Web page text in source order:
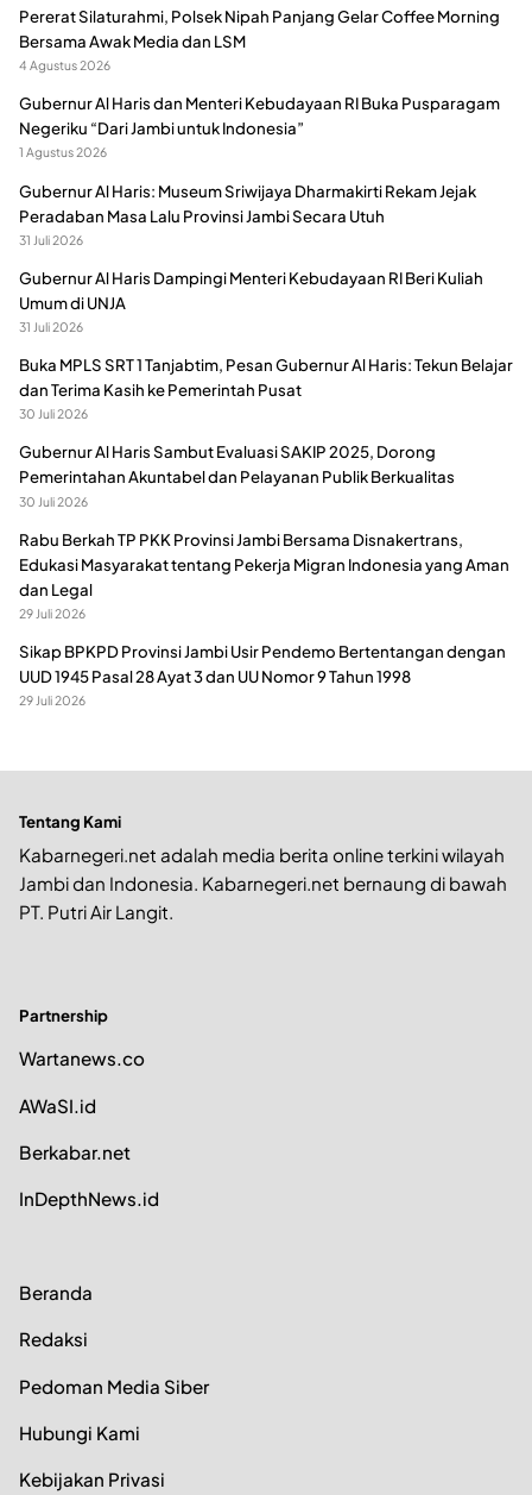
Pererat Silaturahmi, Polsek Nipah Panjang Gelar Coffee Morning
Bersama Awak Media dan LSM
4 Agustus 2026
Gubernur Al Haris dan Menteri Kebudayaan RI Buka Pusparagam
Negeriku “Dari Jambi untuk Indonesia”
1 Agustus 2026
Gubernur Al Haris: Museum Sriwijaya Dharmakirti Rekam Jejak
Peradaban Masa Lalu Provinsi Jambi Secara Utuh
31 Juli 2026
Gubernur Al Haris Dampingi Menteri Kebudayaan RI Beri Kuliah
Umum di UNJA
31 Juli 2026
Buka MPLS SRT 1 Tanjabtim, Pesan Gubernur Al Haris: Tekun Belajar
dan Terima Kasih ke Pemerintah Pusat
30 Juli 2026
Gubernur Al Haris Sambut Evaluasi SAKIP 2025, Dorong
Pemerintahan Akuntabel dan Pelayanan Publik Berkualitas
30 Juli 2026
Rabu Berkah TP PKK Provinsi Jambi Bersama Disnakertrans,
Edukasi Masyarakat tentang Pekerja Migran Indonesia yang Aman
dan Legal
29 Juli 2026
Sikap BPKPD Provinsi Jambi Usir Pendemo Bertentangan dengan
UUD 1945 Pasal 28 Ayat 3 dan UU Nomor 9 Tahun 1998
29 Juli 2026
Tentang Kami
Kabarnegeri.net adalah media berita online terkini wilayah
Jambi dan Indonesia. Kabarnegeri.net bernaung di bawah
PT. Putri Air Langit.
Partnership
Wartanews.co
AWaSI.id
Berkabar.net
InDepthNews.id
Beranda
Redaksi
Pedoman Media Siber
Hubungi Kami
Kebijakan Privasi